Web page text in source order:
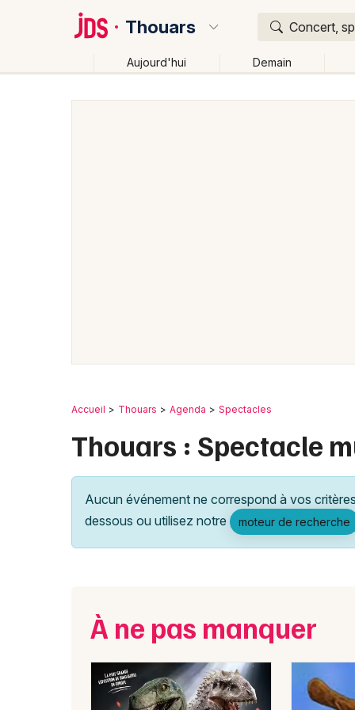
Thouars Concert,
Aujourd'hui Demain
Accueil Thouars Agenda Spectacles
Thouars : Spectacle
Aucun événement ne correspond à vos
dessous ou utilisez notre
moteur de recherche
À ne pas manquer